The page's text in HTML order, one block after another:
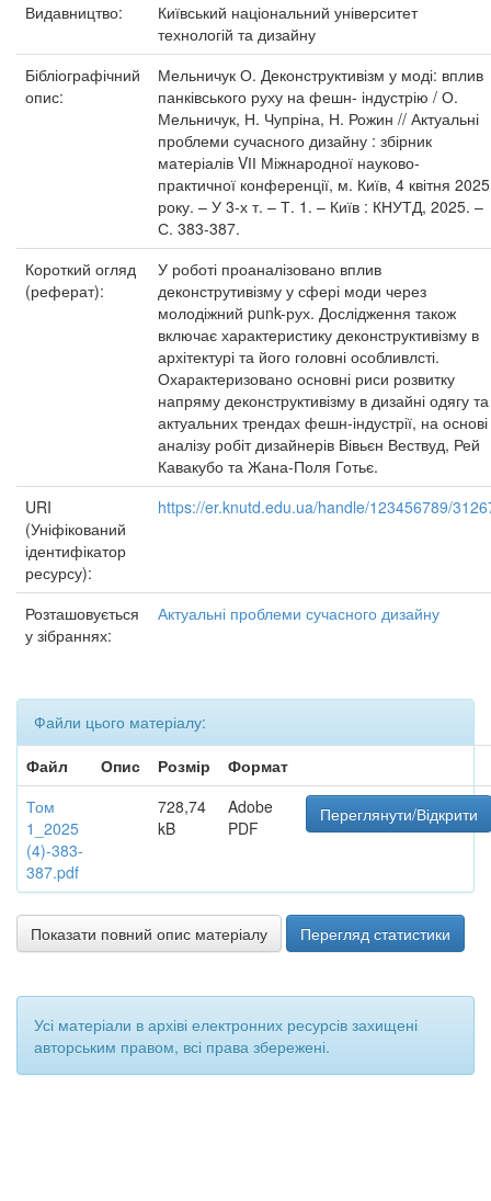
Видавництво:
Київський національний університет
технологій та дизайну
Бібліографічний
опис:
Мельничук О. Деконструктивізм у моді: вплив
панківського руху на фешн- індустрію / О.
Мельничук, Н. Чупріна, Н. Рожин // Актуальні
проблеми сучасного дизайну : збірник
матеріалів VІІ Міжнародної науково-
практичної конференції, м. Київ, 4 квітня 2025
року. – У 3-х т. – Т. 1. – Київ : КНУТД, 2025. –
С. 383-387.
Короткий огляд
(реферат):
У роботі проаналізовано вплив
деконструтивізму у сфері моди через
молодіжний punk-рух. Дослідження також
включає характеристику деконструктивізму в
архітектурі та його головні особливлсті.
Охарактеризовано основні риси розвитку
напряму деконструктивізму в дизайні одягу та
актуальних трендах фешн-індустрії, на основі
аналізу робіт дизайнерів Вівьєн Вествуд, Рей
Кавакубо та Жана-Поля Готьє.
URI
(Уніфікований
ідентифікатор
ресурсу):
https://er.knutd.edu.ua/handle/123456789/
Розташовується
у зібраннях:
Актуальні проблеми сучасного дизайну
Файли цього матеріалу:
Файл
Опис Розмір
Формат
Том
1_2025
(4)-383-
387.pdf
728,74
kB
Adobe
PDF
Переглянути/Відкрити
Показати повний опис матеріалу Перегляд статистики
Усі матеріали в архіві електронних ресурсів захищені
авторським правом, всі права збережені.